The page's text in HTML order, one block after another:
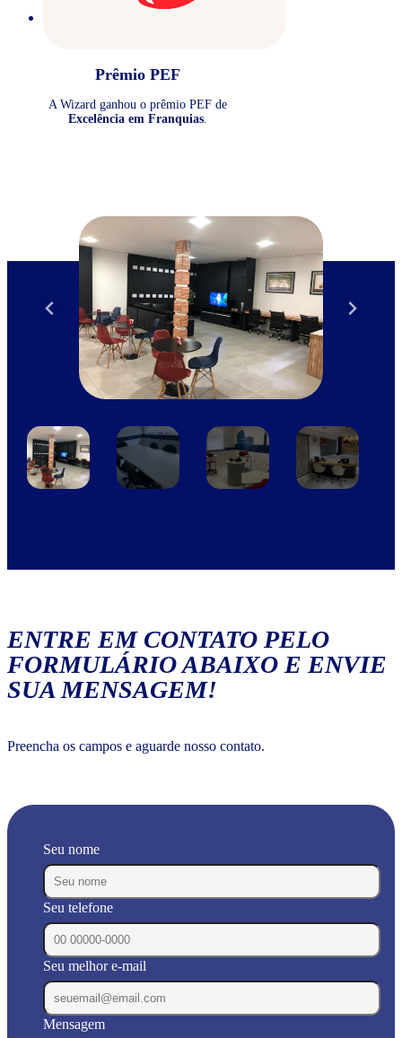
Prêmio PEF
A Wizard ganhou o prêmio PEF de
Excelência em Franquias.
ENTRE EM CONTATO PELO
FORMULÁRIO ABAIXO E ENVIE
SUA MENSAGEM!
Preencha os campos e aguarde nosso contato.
Seu nome
Seu telefone
Seu melhor e-mail
Mensagem